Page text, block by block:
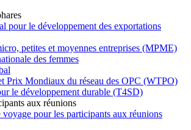
pour le développement des exportations
petites et moyennes entreprises (MPME)
des femmes
Prix Mondiaux du réseau des OPC (WTPO)
le développement durable (T4SD)
aux réunions
pour les participants aux réunions